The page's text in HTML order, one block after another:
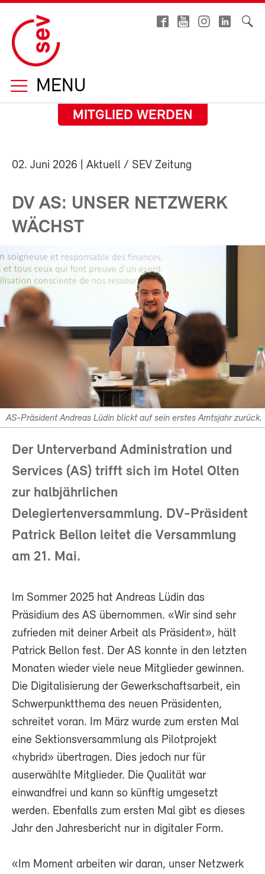
MENU
MITGLIED WERDEN
02. Juni 2026 | Aktuell / SEV Zeitung
DV AS: UNSER NETZWERK
WÄCHST
AS-Präsident Andreas Lüdin blickt auf sein erstes Amtsjahr zurück.
Der Unterverband Administration und
Services (AS) trifft sich im Hotel Olten
zur halbjährlichen
Delegiertenversammlung. DV-Präsident
Patrick Bellon leitet die Versammlung
am 21. Mai.
Im Sommer 2025 hat Andreas Lüdin das
Präsidium des AS übernommen. «Wir sind sehr
zufrieden mit deiner Arbeit als Präsident», hält
Patrick Bellon fest. Der AS konnte in den letzten
Monaten wieder viele neue Mitglieder gewinnen.
Die Digitalisierung der Gewerkschaftsarbeit, ein
Schwerpunktthema des neuen Präsidenten,
schreitet voran. Im März wurde zum ersten Mal
eine Sektionsversammlung als Pilotprojekt
«hybrid» übertragen. Dies jedoch nur für
auserwählte Mitglieder. Die Qualität war
einwandfrei und kann so künftig umgesetzt
werden. Ebenfalls zum ersten Mal gibt es dieses
Jahr den Jahresbericht nur in digitaler Form.
«Im Moment arbeiten wir daran, unser Netzwerk